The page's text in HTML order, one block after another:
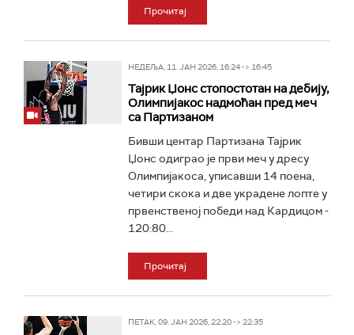
Прочитај
НЕДЕЉА, 11. ЈАН 2026, 16:24 -> 16:45
Тајрик Џонс стопостотан на дебију,
Олимпијакос надмоћан пред меч
са Партизаном
Бивши центар Партизана Тајрик
Џонс одиграо је први меч у дресу
Олимпијакоса, уписавши 14 поена,
четири скока и две украдене лопте у
првенственој победи над Кардицом -
120:80...
Прочитај
ПЕТАК, 09. ЈАН 2026, 22:20 -> 22:35